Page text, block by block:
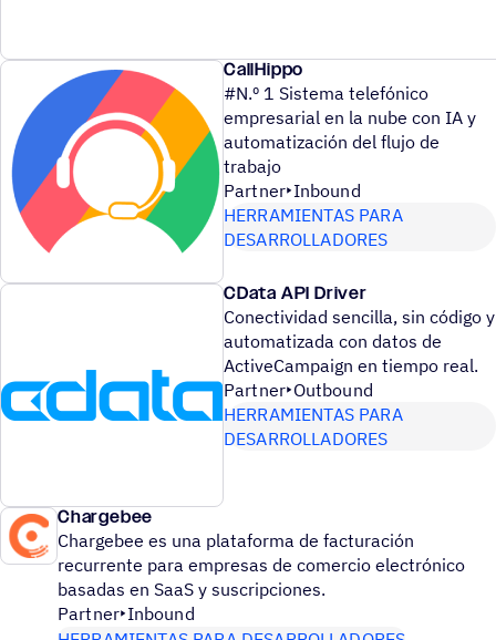
CallHippo
#N.º 1 Sistema telefónico
empresarial en la nube con IA y
automatización del flujo de
trabajo
Partner Inbound
HERRAMIENTAS PARA
DESARROLLADORES
CData API Driver
Conectividad sencilla, sin código y
automatizada con datos de
ActiveCampaign en tiempo real.
Partner Outbound
HERRAMIENTAS PARA
DESARROLLADORES
Chargebee
Chargebee es una plataforma de facturación
recurrente para empresas de comercio electrónico
basadas en SaaS y suscripciones.
Partner Inbound